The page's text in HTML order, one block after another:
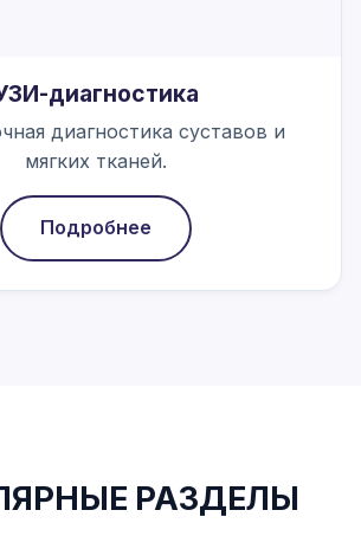
диагностика
диагностика суставов и
мягких тканей.
Подробнее
РАЗДЕЛЫ